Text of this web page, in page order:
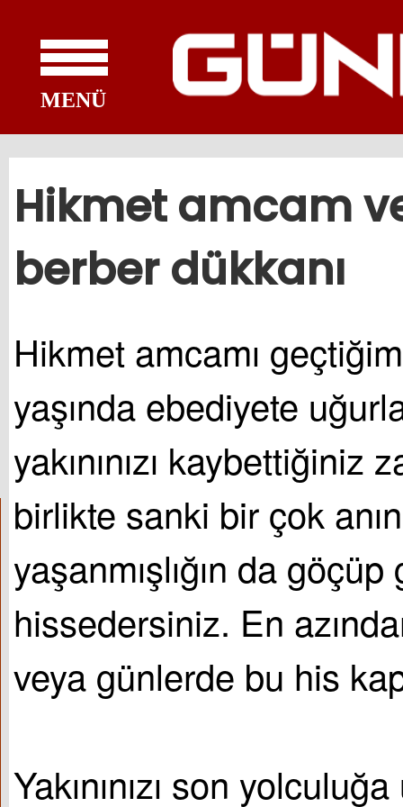
MENÜ
Hikmet amcam
berber dükkanı
Hikmet amcamı
yaşında ebediyete
yakınınızı kaybettiğiniz
birlikte sanki bir çok
yaşanmışlığın da
hissedersiniz. En
veya günlerde bu his
Yakınınızı son